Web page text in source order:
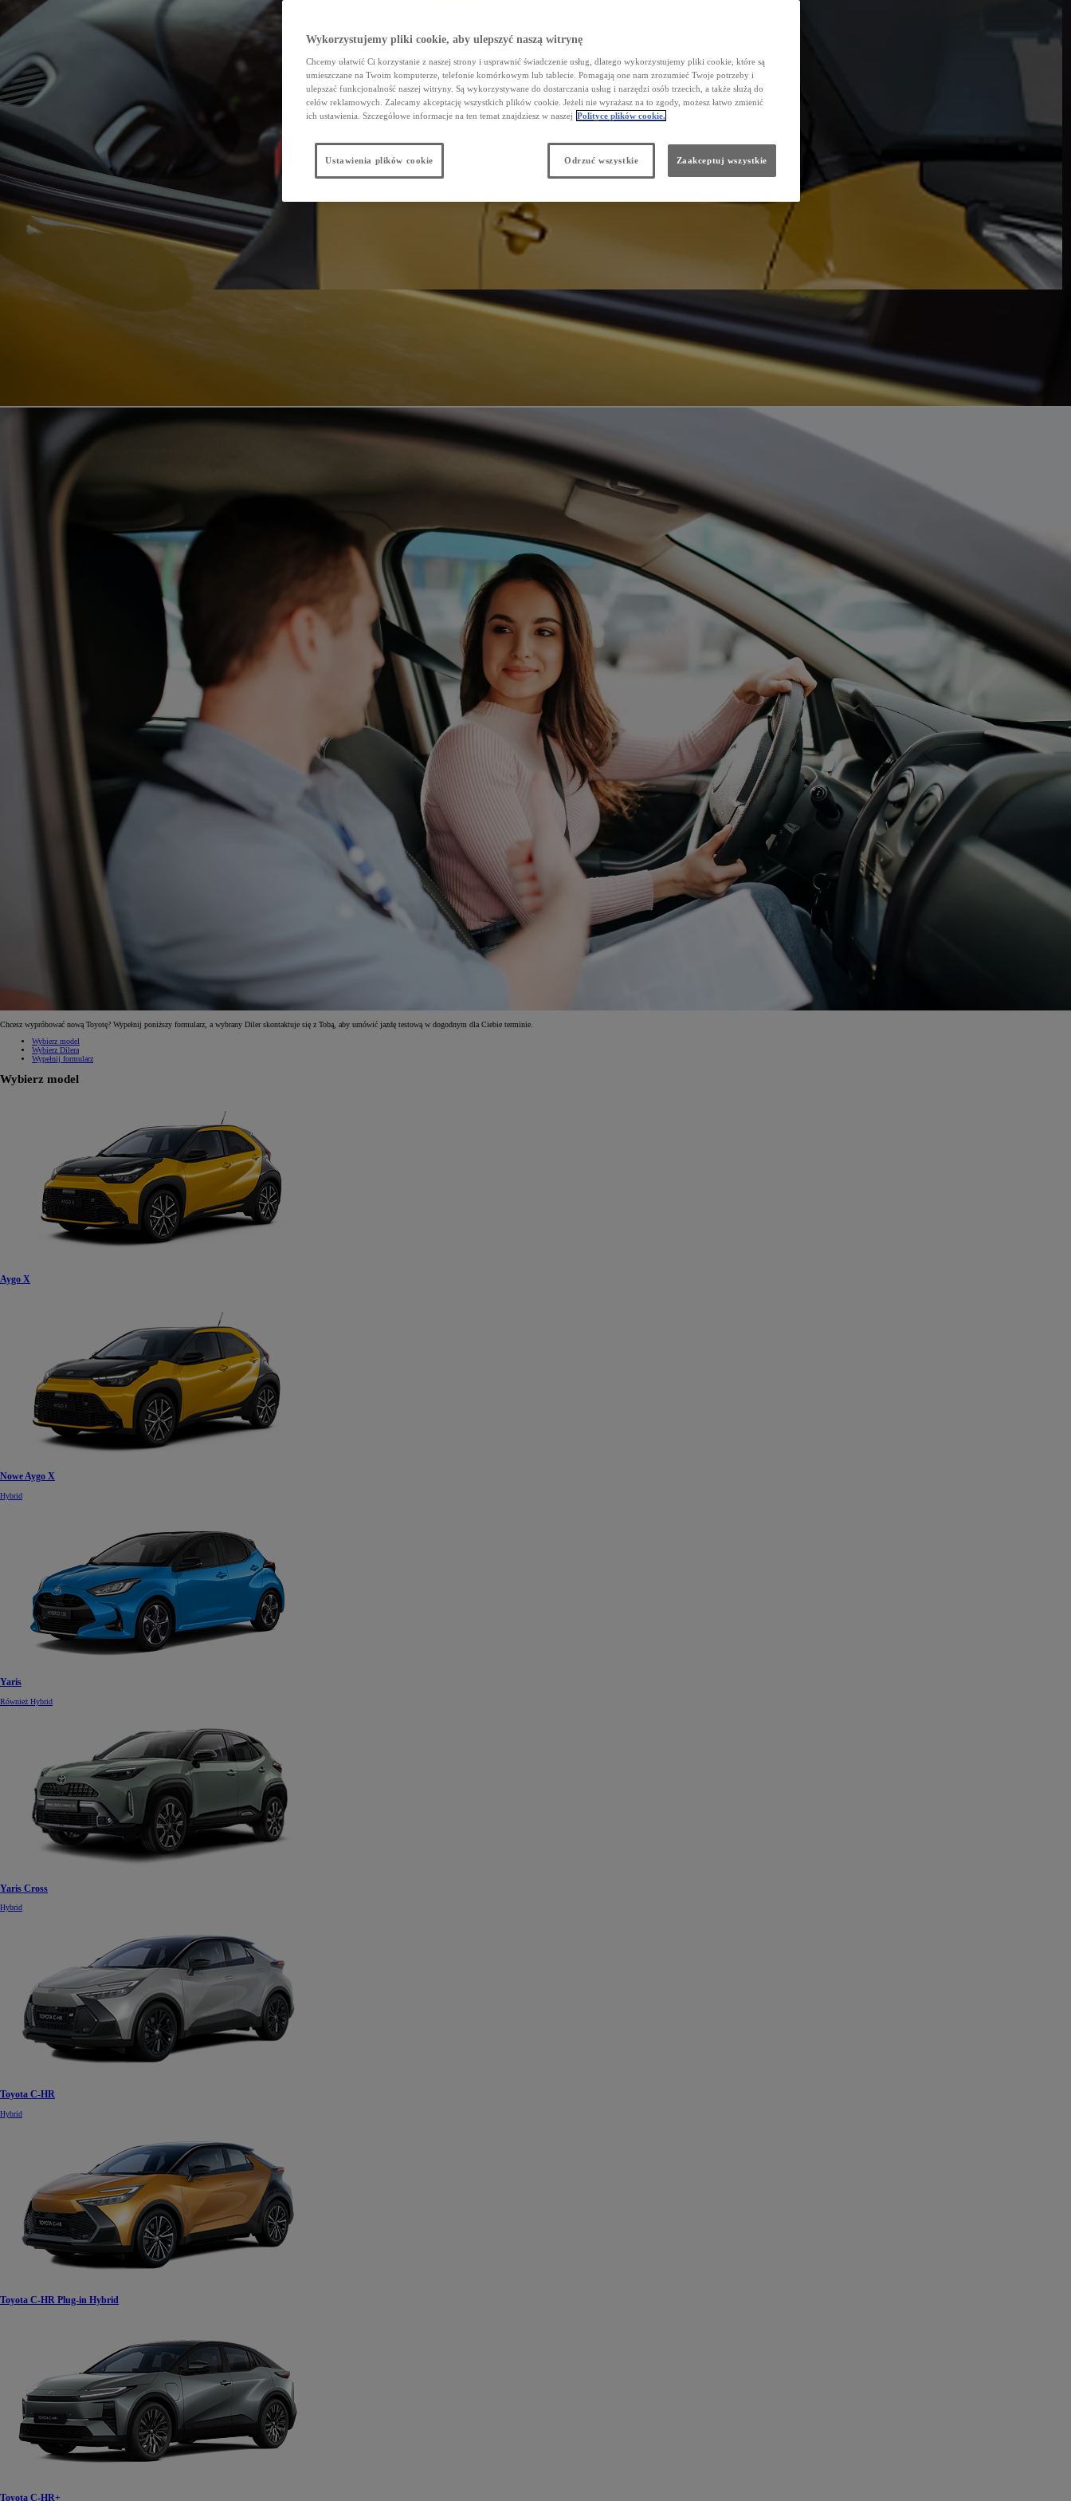
Od105 300 zł
Corolla Hatchback
HYBRID
Chcesz wypróbować nową Toyotę? Wypełnij poniższy formularz, a wybrany Diler skontaktuje się z Tobą, aby umówić jazdę testową w dogodnym dla Ciebie terminie.
Wybierz model
Wybierz Dilera
Wypełnij formularz
Wybierz model
Aygo X
Nowe Aygo X
Hybrid
Yaris
Również Hybrid
Yaris Cross
Hybrid
Toyota C-HR
Hybrid
Toyota C-HR Plug-in Hybrid
Toyota C-HR+
Wykorzystujemy pliki cookie, aby ulepszyć naszą witrynę
Chcemy ułatwić Ci korzystanie z naszej strony i usprawnić świadczenie usług, dlatego wykorzystujemy pliki cookie, które są
umieszczane na Twoim komputerze, telefonie komórkowym lub tablecie. Pomagają one nam zrozumieć Twoje potrzeby i
ulepszać funkcjonalność naszej witryny. Są wykorzystywane do dostarczania usług i narzędzi osób trzecich, a także służą do
celów reklamowych. Zalecamy akceptację wszystkich plików cookie. Jeżeli nie wyrażasz na to zgody, możesz łatwo zmienić
ich ustawienia. Szczegółowe informacje na ten temat znajdziesz w naszej Polityce plików cookie.
Ustawienia plików cookie Odrzuć wszystkie Zaakceptuj wszystkie